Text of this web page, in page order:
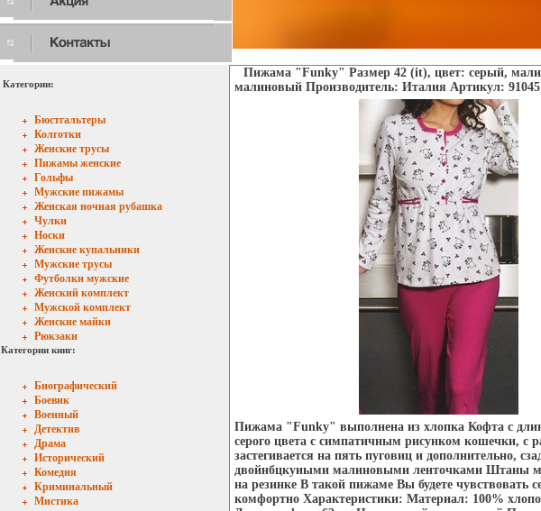
Категории:
Бюстгальтеры
Колготки
Женские трусы
Пижамы женские
Гольфы
Мужские пижамы
Женская ночная рубашка
Чулки
Носки
Женские купальники
Мужские трусы
Футболки мужские
Женский комплект
Мужской комплект
Женские майки
Рюкзаки
Категории книг:
Биографический
Боевик
Военный
Детектив
Драма
Исторический
Комедия
Криминальный
Мистика
Пижама "Funky" Размер 42 (it), цвет: серый,
малиновый Производитель: Италия Артикул:
Пижама "Funky" выполнена из хлопка Кофта с
серого цвета с симпатичным рисунком кошечки, с
застегивается на пять пуговиц и дополнительно,
двойнбцкуиыми малиновыми ленточками Штаны
на резинке В такой пижаме Вы будете чувствовать
комфортно Характеристики: Материал: 100%